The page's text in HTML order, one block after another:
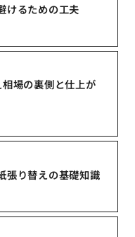
けるための工夫
場の裏側と仕上が
張り替えの基礎知識